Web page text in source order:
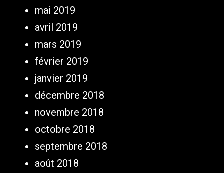
mai 2019
avril 2019
mars 2019
février 2019
janvier 2019
décembre 2018
novembre 2018
octobre 2018
septembre 2018
août 2018